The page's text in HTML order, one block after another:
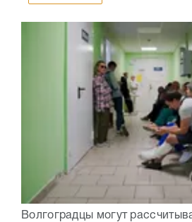
Волгоградцы могут